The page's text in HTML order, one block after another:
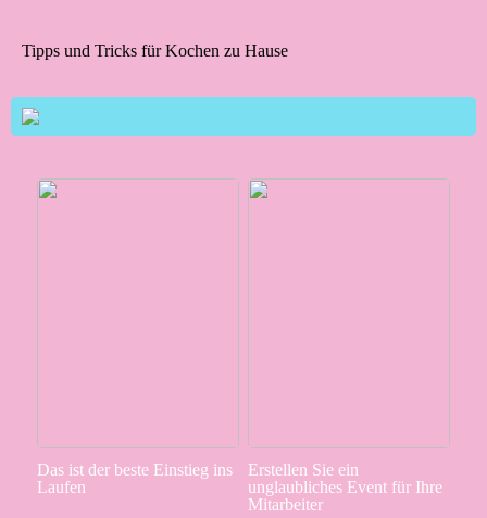
Tipps und Tricks für Kochen zu Hause
Das ist der beste Einstieg ins
Laufen
Erstellen Sie ein
unglaubliches Event für Ihre
Mitarbeiter